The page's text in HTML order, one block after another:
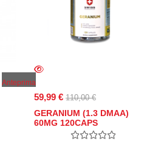
Anteprima
59,99 € 110,00 €
GERANIUM (1.3 DMAA)
60MG 120CAPS